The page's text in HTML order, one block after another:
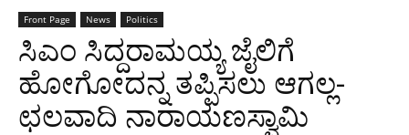
Front Page News Politics
ಸಿಎಂ ಸಿದ್ದರಾಮಯ್ಯ ಜೈಲಿಗೆ
ಹೋಗೋದನ್ನ ತಪ್ಪಿಸಲು ಆಗಲ್ಲ-
ಛಲವಾದಿ ನಾರಾಯಣಸ್ವಾಮಿ